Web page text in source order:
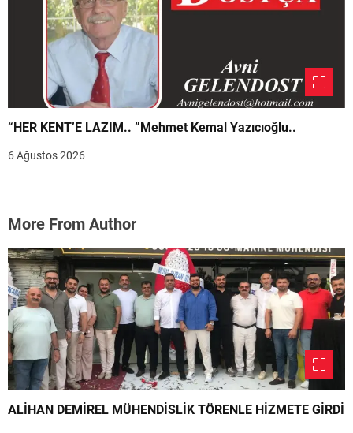
“HER KENT’E LAZIM.. ”Mehmet Kemal Yazıcıoğlu..
6 Ağustos 2026
More From Author
ALİHAN DEMİREL MÜHENDİSLİK TÖRENLE HİZMETE GİRDİ